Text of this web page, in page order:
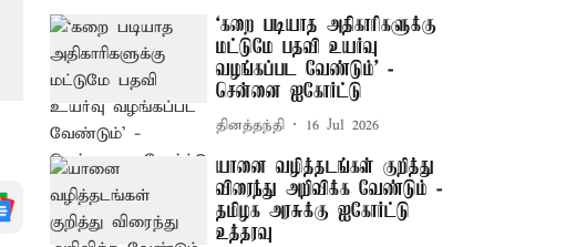
‘கறை படியாத அதிகாரிகளுக்கு
மட்டுமே பதவி உயர்வு
வழங்கப்பட வேண்டும்’ -
சென்னை ஐகோர்ட்டு
தினத்தந்தி 16 Jul 2026
யானை வழித்தடங்கள் குறித்து
விரைந்து அறிவிக்க வேண்டும் -
தமிழக அரசுக்கு ஐகோர்ட்டு
உத்தரவு